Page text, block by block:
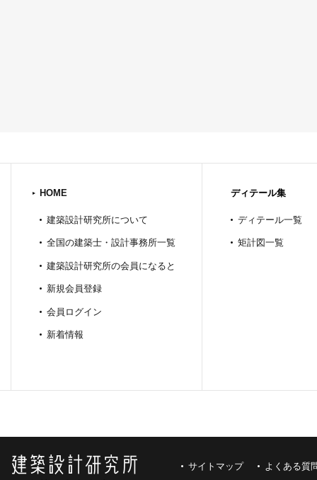
HOME
建築設計研究所について
全国の建築士・設計事務所一覧
建築設計研究所の会員になると
新規会員登録
会員ログイン
新着情報
ディテール集
ディテール一覧
矩計図一覧
サイトマップ よくある質